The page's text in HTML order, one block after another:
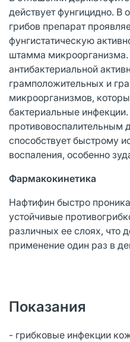
действует фунгицидно.
грибов препарат
фунгистатическую
штамма микроорганизма.
антибактериальной
грамположительных и
микроорганизмов,
бактериальные
противовоспалительным
способствует быстрому
воспаления, особенно
Фармакокинетика
Нафтифин быстро
устойчивые
различных ее слоях, что
применение один раз в
Показания
- грибковые инфекции